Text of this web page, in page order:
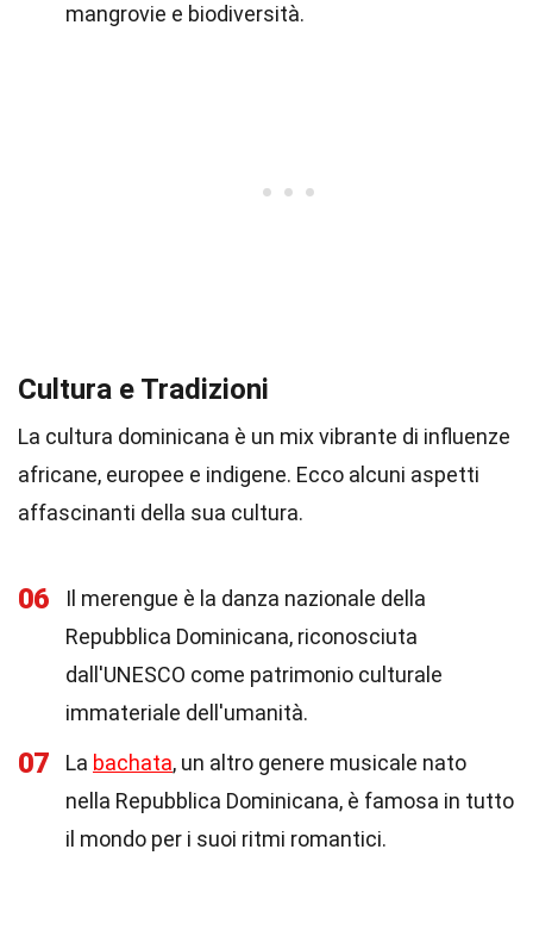
mangrovie e biodiversità.
Cultura e Tradizioni
La cultura dominicana è un mix vibrante di influenze
africane, europee e indigene. Ecco alcuni aspetti
affascinanti della sua cultura.
06
Il merengue è la danza nazionale della
Repubblica Dominicana, riconosciuta
dall'UNESCO come patrimonio culturale
immateriale dell'umanità.
07 La bachata, un altro genere musicale nato
nella Repubblica Dominicana, è famosa in tutto
il mondo per i suoi ritmi romantici.